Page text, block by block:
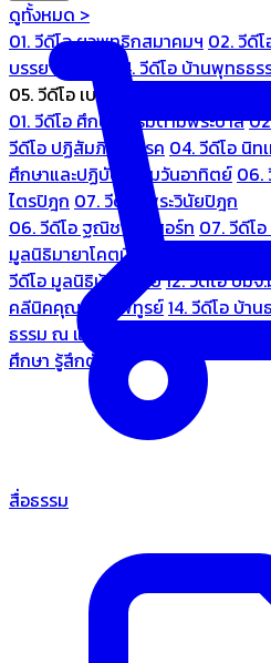
ดูทั้งหมด >
01. วีดีโอ ยุวพุทธิกสมาคมฯ 02. วีดี
บรรยายทั่วไป
04. วีดีโอ บ้านพุทธธ
05. วีดีโอ เบนซ์ทองหล่อ
01. วีดีโอ ศึกษาธรรมตามพระบาลี
วีดีโอ ปฏิสัมภิทามรรค 04. วีดีโอ นิท
ศึกษาและปฏิบัติธรรมวันอาทิตย์ 06.
ไตรปิฎก 07. วีดีโอ พระวินัยปิฎก
06. วีดีโอ ฐณิชาฌ์รีสอร์ท 07. วีดีโ
มูลนิธิมายาโคตมี
วีดีโอ มูลนิธิบ้านอารีย์12. วีดีโอ บม
คลีนิคคุณหมอไพทูรย์14. วีดีโอ บ้า
ธรรม ณ แดนพุทธภูมิ
ศึกษา รู้สึกตัว
สื่อธรรม